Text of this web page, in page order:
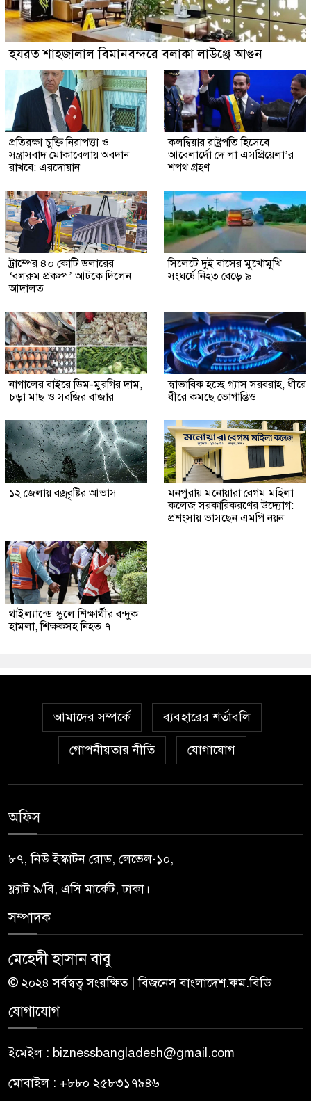
হযরত শাহজালাল বিমানবন্দরে বলাকা লাউঞ্জে আগুন
প্রতিরক্ষা চুক্তি নিরাপত্তা ও
সন্ত্রাসবাদ মোকাবেলায় অবদান
রাখবে: এরদোয়ান
কলম্বিয়ার রাষ্ট্রপতি হিসেবে
আবেলার্দো দে লা এসপ্রিয়েলা’র
শপথ গ্রহণ
ট্রাম্পের ৪০ কোটি ডলারের
‘বলরুম প্রকল্প’ আটকে দিলেন
আদালত
সিলেটে দুই বাসের মুখোমুখি
সংঘর্ষে নিহত বেড়ে ৯
নাগালের বাইরে ডিম-মুরগির দাম,
চড়া মাছ ও সবজির বাজার
স্বাভাবিক হচ্ছে গ্যাস সরবরাহ, ধীরে
ধীরে কমছে ভোগান্তিও
১২ জেলায় বজ্রবৃষ্টির আভাস
মনপুরায় মনোয়ারা বেগম মহিলা
কলেজ সরকারিকরণের উদ্যোগ:
প্রশংসায় ভাসছেন এমপি নয়ন
থাইল্যান্ডে স্কুলে শিক্ষার্থীর বন্দুক
হামলা, শিক্ষকসহ নিহত ৭
আমাদের সম্পর্কে ব্যবহারের শর্তাবলি
গোপনীয়তার নীতি যোগাযোগ
অফিস
৮৭, নিউ ইস্কাটন রোড, লেভেল-১০,
ফ্ল্যাট ৯/বি, এসি মার্কেট, ঢাকা।
সম্পাদক
মেহেদী হাসান বাবু
© ২০২৪ সর্বস্বত্ব সংরক্ষিত | বিজনেস বাংলাদেশ.কম.বিডি
যোগাযোগ
ইমেইল : biznessbangladesh@gmail.com
মোবাইল : +৮৮০ ২৫৮৩১৭৯৪৬